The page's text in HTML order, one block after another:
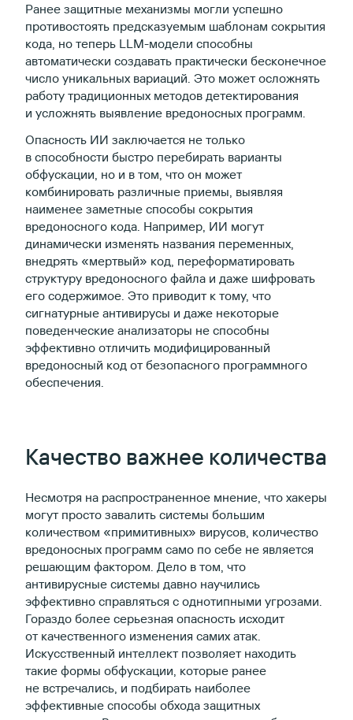
Ранее защитные механизмы могли успешно
противостоять предсказуемым шаблонам сокрытия
кода, но теперь LLM-модели способны
автоматически создавать практически бесконечное
число уникальных вариаций. Это может осложнять
работу традиционных методов детектирования
и усложнять выявление вредоносных программ.
Опасность ИИ заключается не только
в способности быстро перебирать варианты
обфускации, но и в том, что он может
комбинировать различные приемы, выявляя
наименее заметные способы сокрытия
вредоносного кода. Например, ИИ могут
динамически изменять названия переменных,
внедрять «мертвый» код, переформатировать
структуру вредоносного файла и даже шифровать
его содержимое. Это приводит к тому, что
сигнатурные антивирусы и даже некоторые
поведенческие анализаторы не способны
эффективно отличить модифицированный
вредоносный код от безопасного программного
обеспечения.
Качество важнее количества
Несмотря на распространенное мнение, что хакеры
могут просто завалить системы большим
количеством «примитивных» вирусов, количество
вредоносных программ само по себе не является
решающим фактором. Дело в том, что
антивирусные системы давно научились
эффективно справляться с однотипными угрозами.
Гораздо более серьезная опасность исходит
от качественного изменения самих атак.
Искусственный интеллект позволяет находить
такие формы обфускации, которые ранее
не встречались, и подбирать наиболее
эффективные способы обхода защитных